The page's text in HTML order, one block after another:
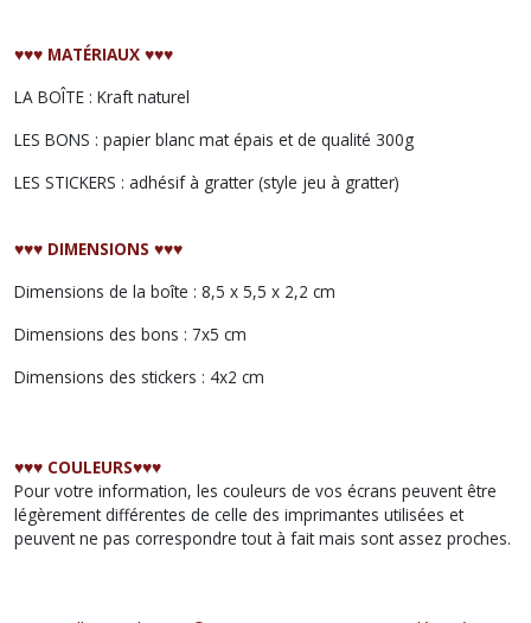
♥︎♥︎♥︎ MATÉRIAUX ♥︎♥︎♥︎
LA BOÎTE : Kraft naturel
LES BONS : papier blanc mat épais et de qualité 300g
LES STICKERS : adhésif à gratter (style jeu à gratter)
♥︎♥︎♥︎ DIMENSIONS ♥︎♥︎♥︎
Dimensions de la boîte : 8,5 x 5,5 x 2,2 cm
Dimensions des bons : 7x5 cm
Dimensions des stickers : 4x2 cm
♥︎♥︎♥︎ COULEURS♥︎♥︎♥︎
Pour votre information, les couleurs de vos écrans peuvent être
légèrement différentes de celle des imprimantes utilisées et
peuvent ne pas correspondre tout à fait mais sont assez proches.